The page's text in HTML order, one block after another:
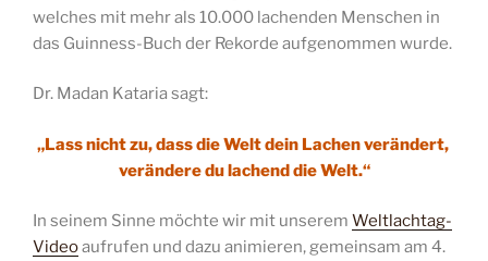
welches mit mehr als 10.000 lachenden Menschen in
das Guinness-Buch der Rekorde aufgenommen wurde.
Dr. Madan Kataria sagt:
„Lass nicht zu, dass die Welt dein Lachen verändert,
verändere du lachend die Welt.“
In seinem Sinne möchte wir mit unserem Weltlachtag-
Videoaufrufen und dazu animieren, gemeinsam am 4.